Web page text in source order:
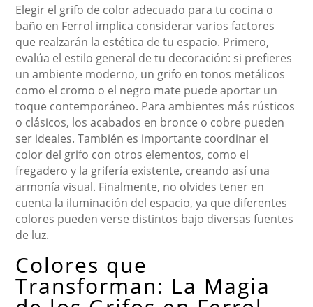
Elegir el grifo de color adecuado para tu cocina o
baño en Ferrol implica considerar varios factores
que realzarán la estética de tu espacio. Primero,
evalúa el estilo general de tu decoración: si prefieres
un ambiente moderno, un grifo en tonos metálicos
como el cromo o el negro mate puede aportar un
toque contemporáneo. Para ambientes más rústicos
o clásicos, los acabados en bronce o cobre pueden
ser ideales. También es importante coordinar el
color del grifo con otros elementos, como el
fregadero y la grifería existente, creando así una
armonía visual. Finalmente, no olvides tener en
cuenta la iluminación del espacio, ya que diferentes
colores pueden verse distintos bajo diversas fuentes
de luz.
Colores que
Transforman: La Magia